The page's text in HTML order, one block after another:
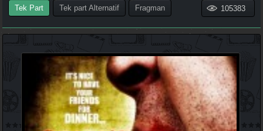
Tek Part Tek part Alternatif Fragman 105383